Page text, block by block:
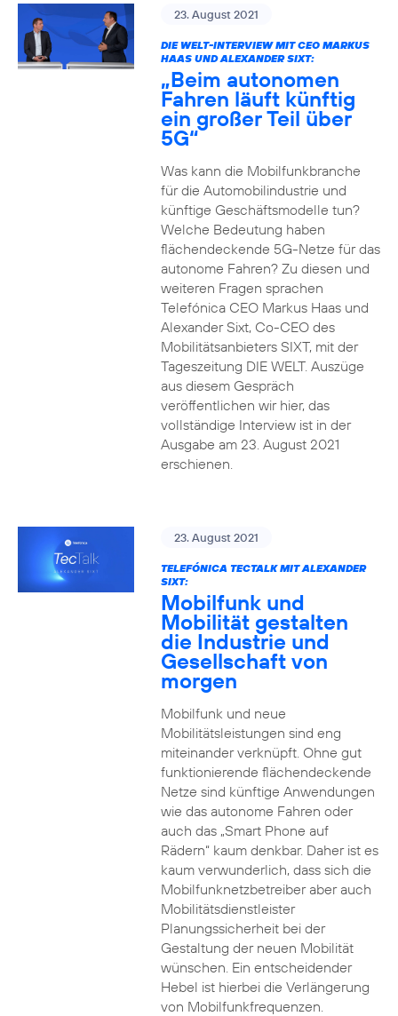
23. August 2021
DIE WELT-INTERVIEW MIT CEO MARKUS
HAAS UND ALEXANDER SIXT:
„Beim autonomen
Fahren läuft künftig
ein großer Teil über
5G“
Was kann die Mobilfunkbranche
für die Automobilindustrie und
künftige Geschäftsmodelle tun?
Welche Bedeutung haben
flächendeckende 5G-Netze für das
autonome Fahren? Zu diesen und
weiteren Fragen sprachen
Telefónica CEO Markus Haas und
Alexander Sixt, Co-CEO des
Mobilitätsanbieters SIXT, mit der
Tageszeitung DIE WELT. Auszüge
aus diesem Gespräch
veröffentlichen wir hier, das
vollständige Interview ist in der
Ausgabe am 23. August 2021
erschienen.
23. August 2021
TELEFÓNICA TECTALK MIT ALEXANDER
SIXT:
Mobilfunk und
Mobilität gestalten
die Industrie und
Gesellschaft von
morgen
Mobilfunk und neue
Mobilitätsleistungen sind eng
miteinander verknüpft. Ohne gut
funktionierende flächendeckende
Netze sind künftige Anwendungen
wie das autonome Fahren oder
auch das „Smart Phone auf
Rädern“ kaum denkbar. Daher ist es
kaum verwunderlich, dass sich die
Mobilfunknetzbetreiber aber auch
Mobilitätsdienstleister
Planungssicherheit bei der
Gestaltung der neuen Mobilität
wünschen. Ein entscheidender
Hebel ist hierbei die Verlängerung
von Mobilfunkfrequenzen.